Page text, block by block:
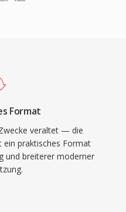
Format
veraltet — die
ein praktisches Format
und breiterer moderner